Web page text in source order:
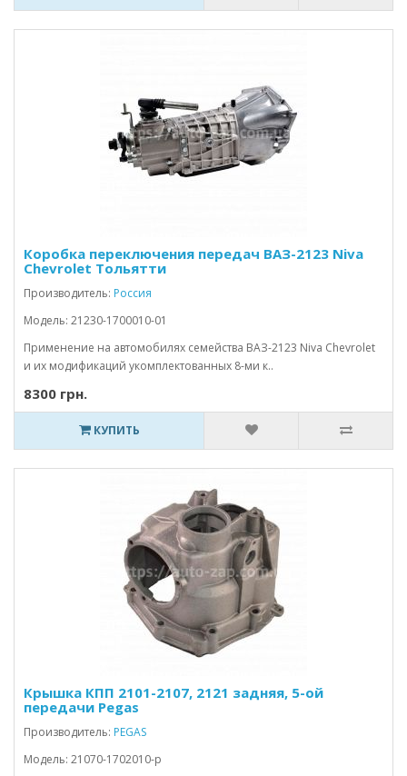
Коробка переключения передач ВАЗ-2123 Niva
Chevrolet Тольятти
Производитель: Россия
Модель: 21230-1700010-01
Применение на автомобилях семейства ВАЗ-2123 Niva Chevrolet
и их модификаций укомплектованных 8-ми к..
8300 грн.
КУПИТЬ
Крышка КПП 2101-2107, 2121 задняя, 5-ой
передачи Pegas
Производитель: PEGAS
Модель: 21070-1702010-p